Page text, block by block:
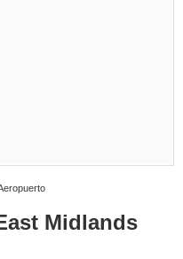
Midlands